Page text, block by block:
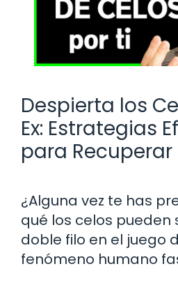
Despierta los
Ex: Estrategias
para Recuperar
¿Alguna vez te has
qué los celos pueden
doble filo en el juego
fenómeno humano